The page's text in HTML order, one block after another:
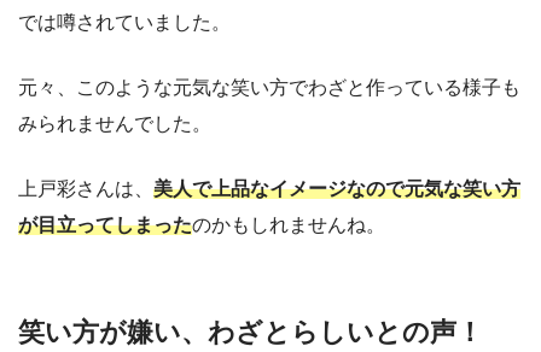
では噂されていました。
元々、このような元気な笑い方でわざと作っている様子も
みられませんでした。
上戸彩さんは、 美人で上品なイメージなので元気な笑い方
が目立ってしまったのかもしれませんね。
笑い方が嫌い、わざとらしいとの声！